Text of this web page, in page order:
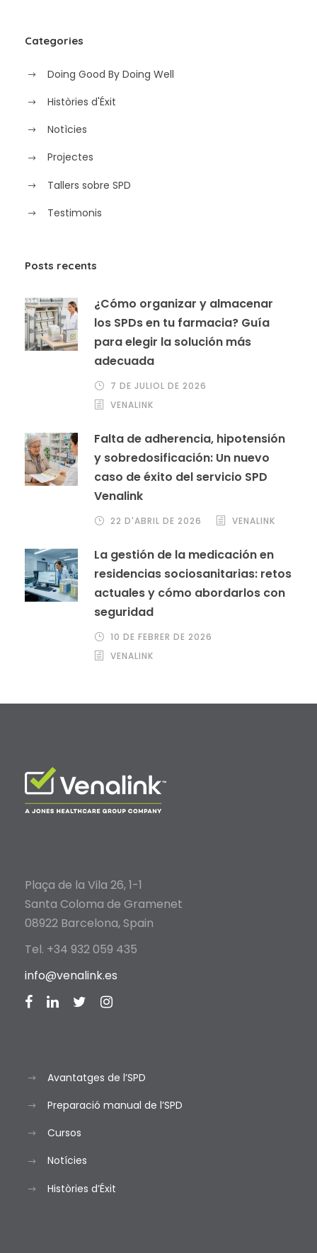
Categories
Doing Good By Doing Well
Històries d'Éxit
Notìcies
Projectes
Tallers sobre SPD
Testimonis
Posts recents
¿Cómo organizar y almacenar
los SPDs en tu farmacia? Guía
para elegir la solución más
adecuada
7 DE JULIOL DE 2026
VENALINK
Falta de adherencia, hipotensión
y sobredosificación: Un nuevo
caso de éxito del servicio SPD
Venalink
22 D'ABRIL DE 2026 VENALINK
La gestión de la medicación en
residencias sociosanitarias: retos
actuales y cómo abordarlos con
seguridad
10 DE FEBRER DE 2026
VENALINK
Plaça de la Vila 26, 1-1
Santa Coloma de Gramenet
08922 Barcelona, Spain
Tel. +34 932 059 435
info@venalink.es
Avantatges de l’SPD
Preparació manual de l’SPD
Cursos
Notícies
Històries d’Éxit